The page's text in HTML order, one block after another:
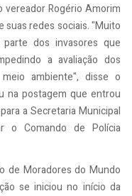
vereador Rogério Amorim
suas redes sociais. "Muito
dos invasores que
a avaliação dos
ambiente", disse o
na postagem que entrou
a Secretaria Municipal
o Comando de Polícia
de Moradores do Mundo
se iniciou no início da